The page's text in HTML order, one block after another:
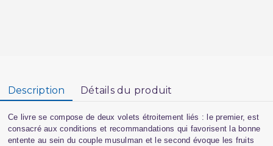
Description Détails du produit
Ce livre se compose de deux volets étroitement liés : le premier, est
consacré aux conditions et recommandations qui favorisent la bonne
entente au sein du couple musulman et le second évoque les fruits